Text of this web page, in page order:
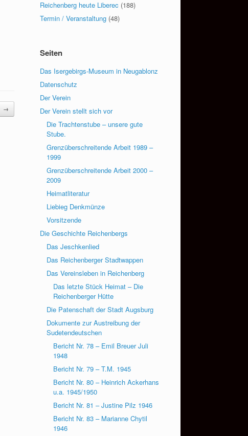
→
Reichenberg heute Liberec (188)
Termin / Veranstaltung (48)
Seiten
Das Isergebirgs-Museum in Neugablonz
Datenschutz
Der Verein
Der Verein stellt sich vor
Die Trachtenstube – unsere gute
Stube.
Grenzüberschreitende Arbeit 1989 –
1999
Grenzüberschreitende Arbeit 2000 –
2009
Heimatliteratur
Liebieg Denkmünze
Vorsitzende
Die Geschichte Reichenbergs
Das Jeschkenlied
Das Reichenberger Stadtwappen
Das Vereinsleben in Reichenberg
Das letzte Stück Heimat – Die
Reichenberger Hütte
Die Patenschaft der Stadt Augsburg
Dokumente zur Austreibung der
Sudetendeutschen
Bericht Nr. 78 – Emil Breuer Juli
1948
Bericht Nr. 79 – T.M. 1945
Bericht Nr. 80 – Heinrich Ackerhans
u.a. 1945/1950
Bericht Nr. 81 – Justine Pilz 1946
Bericht Nr. 83 – Marianne Chytil
1946